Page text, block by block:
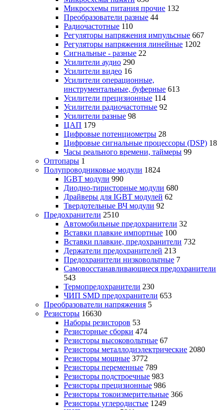
Микросхемы питания прочие 132
Преобразователи разные 44
Радиочастотные 110
Регуляторы напряжения импульсные 667
Регуляторы напряжения линейные 1202
Сигнальные - разные 22
Усилители аудио 290
Усилители видео 16
Усилители операционные,
инструментальные, буферные 613
Усилители прецизионные 114
Усилители радиочастотные 92
Усилители разные 98
ЦАП 179
Цифровые потенциометры 28
Цифровые сигнальные процессоры (DSP) 18
Часы реального времени, таймеры 99
Оптопары 1
Полупроводниковые модули 1824
IGBT модули 990
Диодно-тиристорные модули 680
Драйверы для IGBT модулей 62
Твердотельные ВЧ модули 92
Предохранители 2510
Автомобильные предохранители 32
Вставки плавкие импортные 100
Вставки плавкие, предохранители 732
Держатели предохранителей 213
Предохранители низковольтные 7
Самовосстанавливающиеся предохранители
543
Термопредохранители 230
ЧИП SMD предохранители 653
Преобразователи напряжения 5
Резисторы 16630
Наборы резисторов 53
Резисторные сборки 474
Резисторы высоковольтные 67
Резисторы металлодиэлектрические 2080
Резисторы мощные 3772
Резисторы переменные 789
Резисторы подстроечные 983
Резисторы прецизионные 986
Резисторы токоизмерительные 366
Резисторы углеродистые 1249